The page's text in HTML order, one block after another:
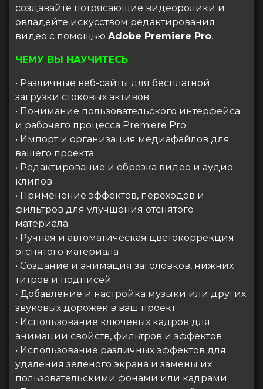
создавайте потрясающие видеоролики и
овладейте искусством редактирования
видео с помощью Adobe Premiere Pro.
ЧЕМУ ВЫ НАУЧИТЕСЬ
• Различные веб-сайты для бесплатной
загрузки стоковых активов
• Понимание пользовательского интерфейса
и рабочего процесса Premiere Pro
• Импорт и организация медиафайлов для
вашего проекта
• Редактирование и обрезка видео и аудио
клипов
• Применение эффектов, переходов и
фильтров для улучшения отснятого
материала
• Ручная и автоматическая цветокоррекция
отснятого материала
• Создание и анимация заголовков, нижних
титров и подписей
• Добавление и настройка музыки или других
звуковых дорожек в ваш проект
• Использование ключевых кадров для
анимации свойств, фильтров и эффектов
• Использование различных эффектов для
удаления зеленого экрана и замены их
пользовательскими фонами или кадрами.